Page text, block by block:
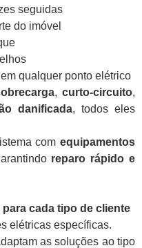
seguidas
do imóvel
qualquer ponto elétrico
,curto-circuito,
danificada, todos eles
com equipamentos
reparo rápido e
cada tipo de cliente
elétricas específicas.
as soluções ao tipo